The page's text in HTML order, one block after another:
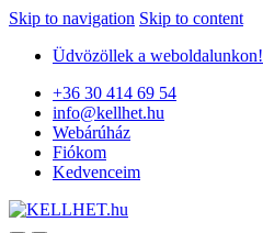
Skip to navigation Skip to content
Üdvözöllek a
+36 30 414 69 54
info@kellhet.hu
Webárúház
Fiókom
Kedvenceim